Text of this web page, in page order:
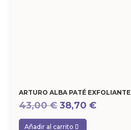
ARTURO ALBA PATÉ EXFOLIANTE
43,00€ El
precio
38,70€El
Añadir al carrito